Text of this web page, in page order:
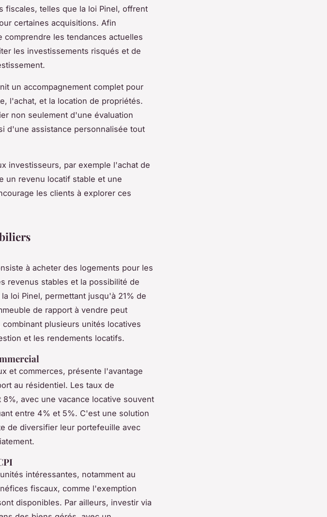
fiscales, telles que la loi Pinel, offrent
certaines acquisitions. Afin
les tendances actuelles
les investissements risqués et de
un accompagnement complet pour
l'achat, et la location de propriétés.
non seulement d'une évaluation
d'une assistance personnalisée tout
investisseurs, par exemple l'achat de
un revenu locatif stable et une
les clients à explorer ces
à acheter des logements pour les
revenus stables et la possibilité de
loi Pinel, permettant jusqu'à 21% de
de rapport à vendre peut
plusieurs unités locatives
et les rendements locatifs.
et commerces, présente l'avantage
au résidentiel. Les taux de
avec une vacance locative souvent
entre 4% et 5%. C'est une solution
de diversifier leur portefeuille avec
intéressantes, notamment au
fiscaux, comme l'exemption
disponibles. Par ailleurs, investir via